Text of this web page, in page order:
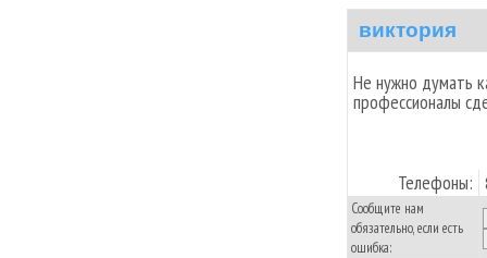
виктория
Не нужно думать
профессионалы
Телефоны:
Сообщите нам
обязательно, если есть
ошибка: